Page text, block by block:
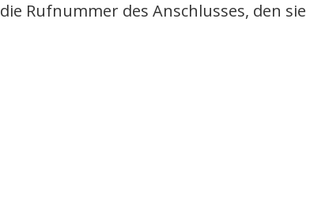
Rufnummer des Anschlusses, den sie